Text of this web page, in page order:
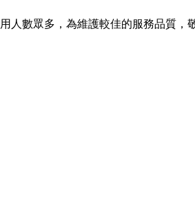
人數眾多，為維護較佳的服務品質，